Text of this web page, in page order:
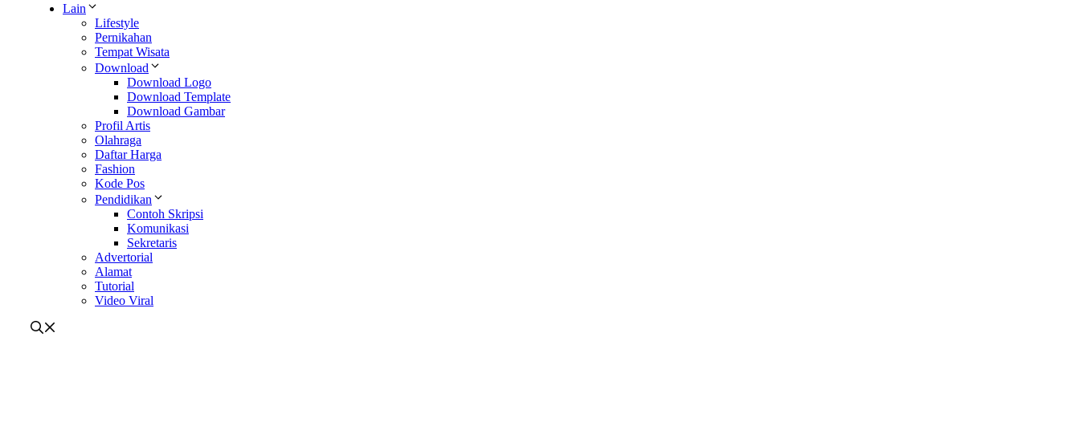
Lain
Lifestyle
Pernikahan
Tempat Wisata
Download
Download Logo
Download Template
Download Gambar
Profil Artis
Olahraga
Daftar Harga
Fashion
Kode Pos
Pendidikan
Contoh Skripsi
Komunikasi
Sekretaris
Advertorial
Alamat
Tutorial
Video Viral